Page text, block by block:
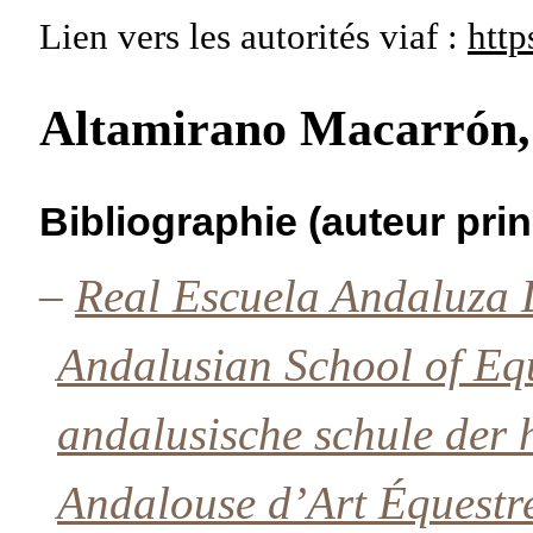
Lien vers les autorités viaf :
Altamirano
Bibliographie (auteur
– Real Escuela Andaluza
Andalusian School of
andalusische schule der
Andalouse d’Art